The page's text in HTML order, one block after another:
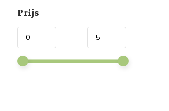
Prijs
-